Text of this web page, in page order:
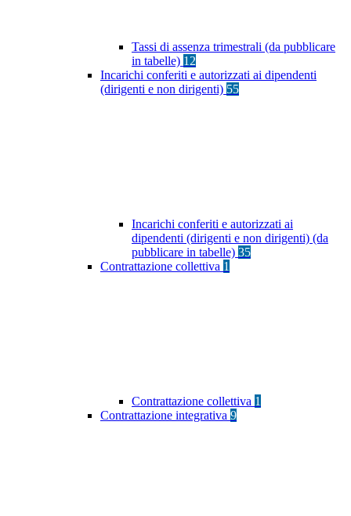
Tassi di assenza trimestrali (da pubblicare
in tabelle) 12
Incarichi conferiti e autorizzati ai dipendenti
(dirigenti e non dirigenti) 55
Incarichi conferiti e autorizzati ai
dipendenti (dirigenti e non dirigenti) (da
pubblicare in tabelle) 35
Contrattazione collettiva 1
Contrattazione collettiva 1
Contrattazione integrativa 9